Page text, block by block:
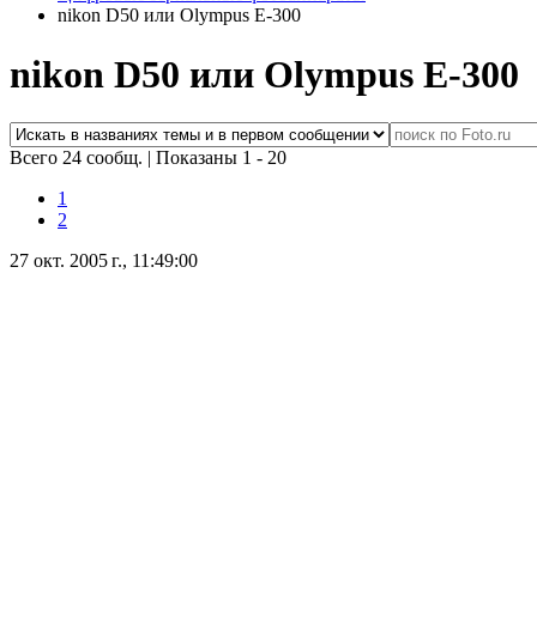
nikon D50 или Olympus E-300
nikon D50 или Olympus E-300
Всего 24 сообщ. | Показаны 1 - 20
1
2
27 окт. 2005 г., 11:49:00